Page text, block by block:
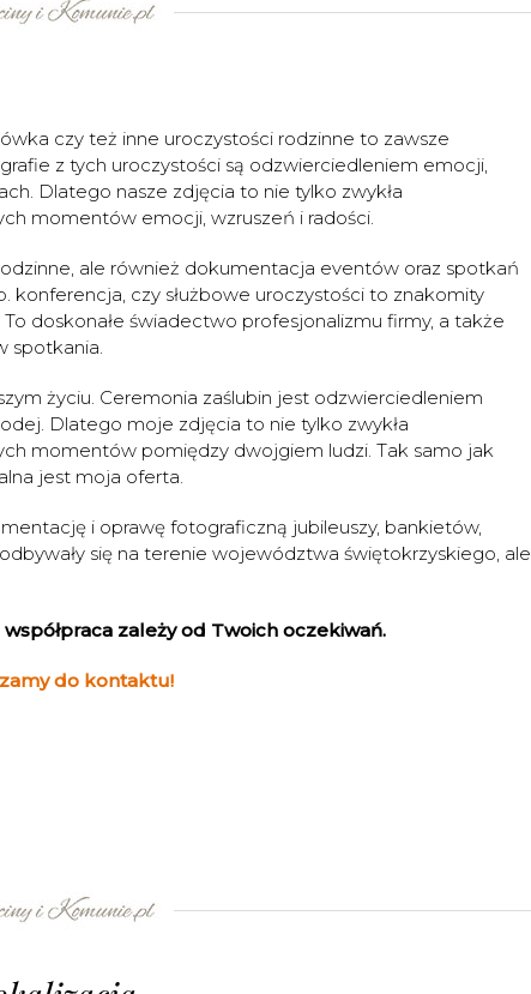
czy też inne uroczystości rodzinne to zawsze
z tych uroczystości są odzwierciedleniem emocji,
Dlatego nasze zdjęcia to nie tylko zwykła
momentów emocji, wzruszeń i radości.
ale również dokumentacja eventów oraz spotkań
czy służbowe uroczystości to znakomity
doskonałe świadectwo profesjonalizmu firmy, a także
spotkania.
życiu. Ceremonia zaślubin jest odzwierciedleniem
Dlatego moje zdjęcia to nie tylko zwykła
momentów pomiędzy dwojgiem ludzi. Tak samo jak
jest moja oferta.
i oprawę fotograficzną jubileuszy, bankietów,
się na terenie województwa świętokrzyskiego, ale
zależy od Twoich oczekiwań.
do kontaktu!